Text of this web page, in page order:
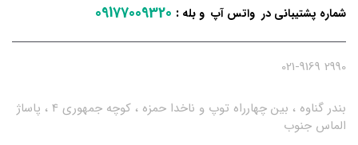
شماره پشتیبانی در واتس آپ و بله :
09177009320
2990 021-9169
بندر گناوه ، بین چهارراه توپ و ناخدا حمزه ، کوچه جمهوری 4 ، پاساژ
الماس جنوب